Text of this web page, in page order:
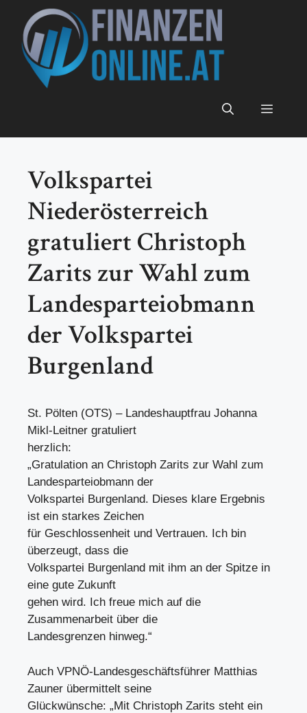
Inhalt
springen
Menü
Volkspartei
Niederösterreich
gratuliert Christoph
Zarits zur Wahl zum
Landesparteiobmann
der Volkspartei
Burgenland
St. Pölten (OTS) – Landeshauptfrau Johanna
Mikl-Leitner gratuliert
herzlich:
„Gratulation an Christoph Zarits zur Wahl zum
Landesparteiobmann der
Volkspartei Burgenland. Dieses klare Ergebnis
ist ein starkes Zeichen
für Geschlossenheit und Vertrauen. Ich bin
überzeugt, dass die
Volkspartei Burgenland mit ihm an der Spitze in
eine gute Zukunft
gehen wird. Ich freue mich auf die
Zusammenarbeit über die
Landesgrenzen hinweg.“
Auch VPNÖ-Landesgeschäftsführer Matthias
Zauner übermittelt seine
Glückwünsche: „Mit Christoph Zarits steht ein